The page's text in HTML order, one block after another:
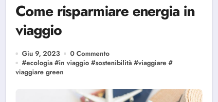
Come risparmiare energia in
viaggio
Giu 9, 2023
0 Commento
#ecologia #in viaggio #sostenibilità #viaggiare #
viaggiare green